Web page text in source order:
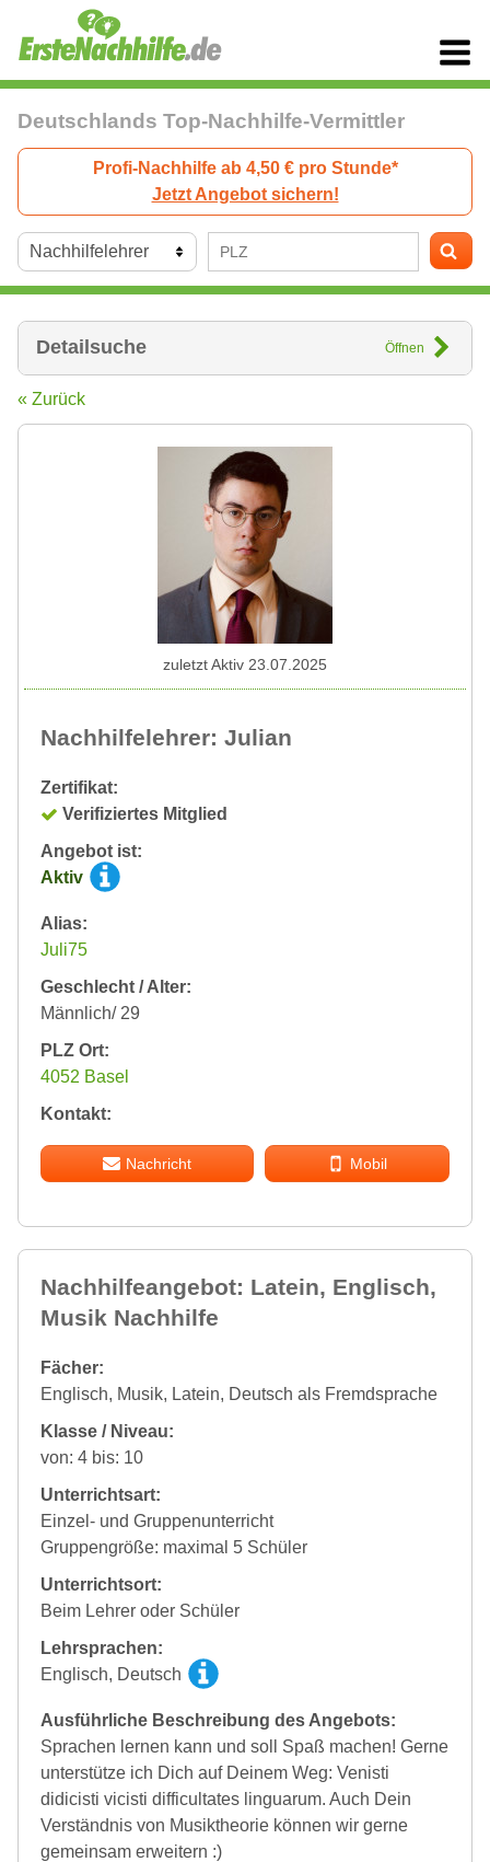
Deutschlands Top-Nachhilfe-Vermittler
Profi-Nachhilfe ab 4,50 € pro Stunde*
Jetzt Angebot sichern!
Detailsuche Öffnen
« Zurück
Nachhilfelehrer: Julian
Zertifikat:
Verifiziertes Mitglied
Angebot ist:
Aktiv
Alias:
Juli75
Geschlecht / Alter:
Männlich/ 29
PLZ Ort:
4052 Basel
Kontakt:
Nachricht Mobil
zuletzt Aktiv 23.07.2025
Nachhilfeangebot: Latein, Englisch,
Musik Nachhilfe
Fächer:
Englisch, Musik, Latein, Deutsch als Fremdsprache
Klasse / Niveau:
von: 4 bis: 10
Unterrichtsart:
Einzel- und Gruppenunterricht
Gruppengröße: maximal 5 Schüler
Unterrichtsort:
Beim Lehrer oder Schüler
Lehrsprachen:
Englisch, Deutsch
Ausführliche Beschreibung des Angebots:
Sprachen lernen kann und soll Spaß machen! Gerne
unterstütze ich Dich auf Deinem Weg: Venisti
didicisti vicisti difficultates linguarum. Auch Dein
Verständnis von Musiktheorie können wir gerne
gemeinsam erweitern :)